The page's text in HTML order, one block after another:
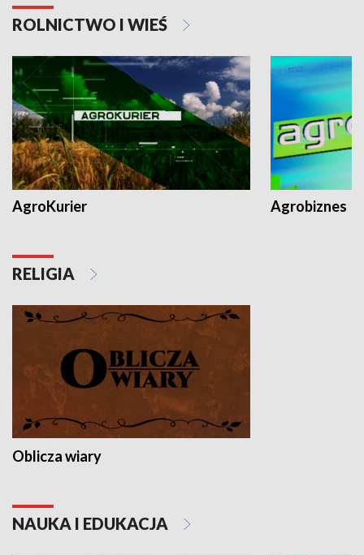
ROLNICTWO I WIEŚ
AgroKurier Agrobiznes
RELIGIA
Oblicza wiary
NAUKA I EDUKACJA